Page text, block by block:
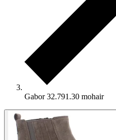
Gabor 32.791.30 mohair